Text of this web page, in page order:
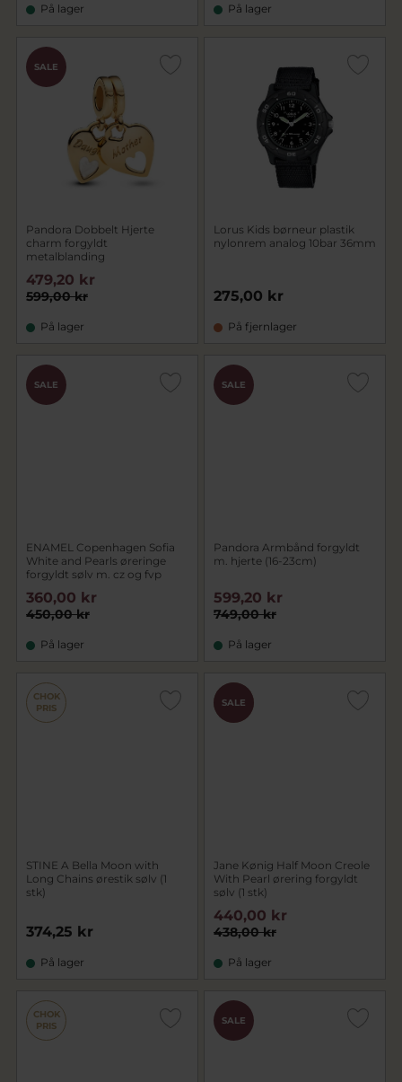
På lager På lager
SALE
Pandora Dobbelt Hjerte
charm forgyldt
metalblanding
599,00 kr
479,20 kr
På lager
Lorus Kids børneur plastik
nylonrem analog 10bar 36mm
275,00 kr
På fjernlager
SALE
ENAMEL Copenhagen Sofia
White and Pearls øreringe
forgyldt sølv m. cz og fvp
450,00 kr
360,00 kr
På lager
SALE
Pandora Armbånd forgyldt
m. hjerte (16-23cm)
749,00 kr
599,20 kr
På lager
CHOK
PRIS
STINE A Bella Moon with
Long Chains ørestik sølv (1
stk)
374,25 kr
På lager
PRIS
SALE
Jane Kønig Half Moon Creole
With Pearl ørering forgyldt
sølv (1 stk)
438,00 kr
440,00 kr
På lager
CHOK
PRIS
SALE